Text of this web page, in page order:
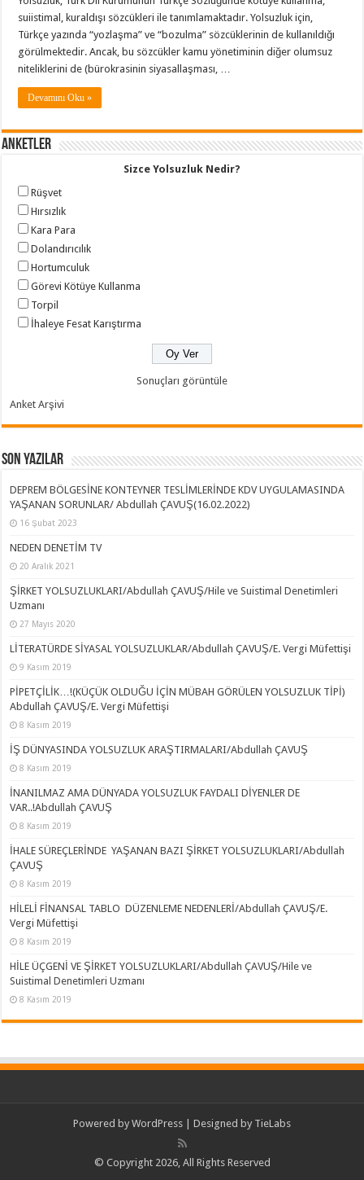
suiistimal, kuraldışı sözcükleri ile tanımlamaktadır. Yolsuzluk için,
Türkçe yazında “yozlaşma” ve “bozulma” sözcüklerinin de kullanıldığı
görülmektedir. Ancak, bu sözcükler kamu yönetiminin diğer olumsuz
niteliklerini de (bürokrasinin siyasallaşması, …
Devamını Oku »
Anketler
Sizce Yolsuzluk Nedir?
Rüşvet
Hırsızlık
Kara Para
Dolandırıcılık
Hortumculuk
Görevi Kötüye Kullanma
Torpil
İhaleye Fesat Karıştırma
Sonuçları görüntüle
Anket Arşivi
Son Yazılar
DEPREM BÖLGESİNE KONTEYNER TESLİMLERİNDE KDV UYGULAMASINDA
YAŞANAN SORUNLAR/ Abdullah ÇAVUŞ(16.02.2022)
16 Şubat 2023
NEDEN DENETİM TV
20 Aralık 2021
ŞİRKET YOLSUZLUKLARI/Abdullah ÇAVUŞ/Hile ve Suistimal Denetimleri
Uzmanı
27 Mayıs 2020
LİTERATÜRDE SİYASAL YOLSUZLUKLAR/Abdullah ÇAVUŞ/E. Vergi Müfettişi
9 Kasım 2019
PİPETÇİLİK…!(KÜÇÜK OLDUĞU İÇİN MÜBAH GÖRÜLEN YOLSUZLUK TİPİ)
Abdullah ÇAVUŞ/E. Vergi Müfettişi
8 Kasım 2019
İŞ DÜNYASINDA YOLSUZLUK ARAŞTIRMALARI/Abdullah ÇAVUŞ
8 Kasım 2019
İNANILMAZ AMA DÜNYADA YOLSUZLUK FAYDALI DİYENLER DE
VAR..!Abdullah ÇAVUŞ
8 Kasım 2019
İHALE SÜREÇLERİNDE YAŞANAN BAZI ŞİRKET YOLSUZLUKLARI/Abdullah
ÇAVUŞ
8 Kasım 2019
HİLELİ FİNANSAL TABLO DÜZENLEME NEDENLERİ/Abdullah ÇAVUŞ/E.
Vergi Müfettişi
8 Kasım 2019
HİLE ÜÇGENİ VE ŞİRKET YOLSUZLUKLARI/Abdullah ÇAVUŞ/Hile ve
Suistimal Denetimleri Uzmanı
8 Kasım 2019
Powered by WordPress | Designed by TieLabs
© Copyright 2026, All Rights Reserved